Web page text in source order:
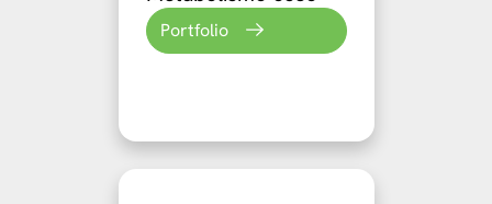
Portfolio